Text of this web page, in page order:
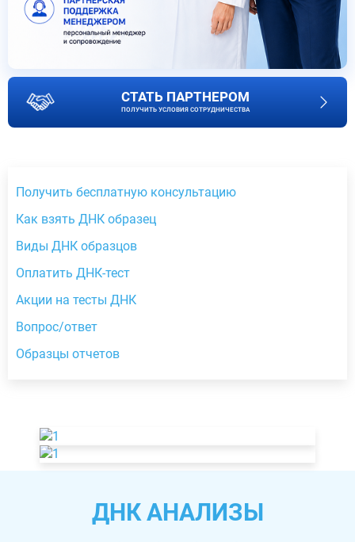
СТАТЬ ПАРТНЕРОМ
ПОЛУЧИТЬ УСЛОВИЯ СОТРУДНИЧЕСТВА
Получить бесплатную консультацию
Как взять ДНК образец
Виды ДНК образцов
Оплатить ДНК-тест
Акции на тесты ДНК
Вопрос/ответ
Образцы отчетов
ДНК АНАЛИЗЫ